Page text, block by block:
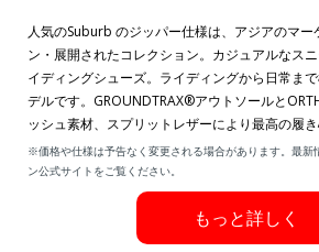
人気のSuburb のジッパー仕様は、アジアのマー
ン・展開されたコレクション。カジュアルなス
イディングシューズ。ライディングから日常ま
デルです。GROUNDTRAX®アウトソールと
ッシュ素材、スプリットレザーにより最高の履き
※価格や仕様は予告なく変更される場合があります。最新
ン公式サイトをご覧ください。
もっと詳しく